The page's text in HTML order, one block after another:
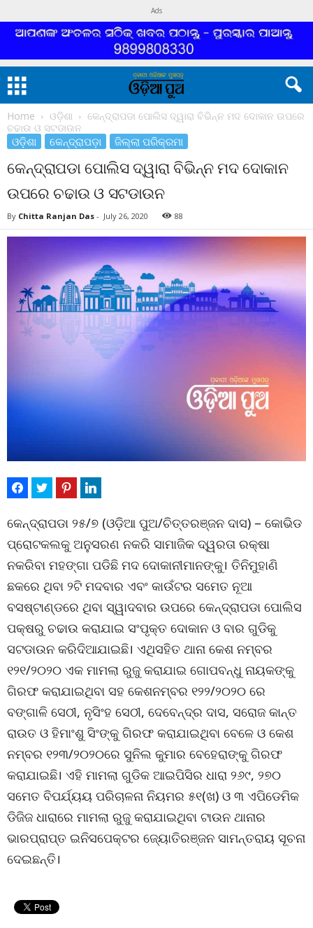
Ads
Home ଓଡ଼ିଶା
କେନ୍ଦ୍ରାପଡା ପୋଲିସ ଦ୍ୱାରା ବିଭିନ୍ନ ମଦ ଦୋକାନ ଉପରେ
ଚଢାଉ ଓ ସଟଡାଉନ
ଓଡ଼ିଶା କେନ୍ଦ୍ରାପଡ଼ା ଜିଲ୍ଲା ପରିକ୍ରମା
କେନ୍ଦ୍ରାପଡା ପୋଲିସ ଦ୍ୱାରା ବିଭିନ୍ନ ମଦ ଦୋକାନ
ଉପରେ ଚଢାଉ ଓ ସଟଡାଉନ
By Chitta Ranjan Das - July 26, 2020 88
କେନ୍ଦ୍ରାପଡା ୨୫/୭ (ଓଡ଼ିଆ ପୁଅ/ଚିତ୍ତରଞ୍ଜନ ଦାସ) – କୋଭିଡ
ପ୍ରୋଟକଲକୁ ଅନୁସରଣ ନକରି ସାମାଜିକ ଦ୍ୱରତା ରକ୍ଷା
ନକରିବା ମହଙ୍ଗା ପଡିଛି ମଦ ଦୋକାନୀମାନଙ୍କୁ। ତିନିମୁହାଣି
ଛକରେ ଥିବା ୨ଟି ମଦବାର ଏବଂ କାଉଁଟର ସମେତ ନୂଆ
ବସଷ୍ଟାଣ୍ଡରେ ଥିବା ସ୍ୱାଦବାର ଉପରେ କେନ୍ଦ୍ରାପଡା ପୋଲିସ
ପକ୍ଷରୁ ଚଢାଉ କରାଯାଇ ସଂପୃକ୍ତ ଦୋକାନ ଓ ବାର ଗୁଡିକୁ
ସଟଡାଉନ କରିଦିଆଯାଇଛି। ଏଥିସହିତ ଥାନା କେଶ ନମ୍ବର
୧୨୧/୨୦୨୦ ଏକ ମାମଲା ରୁଜୁ କରାଯାଇ ଗୋପବନ୍ଧୁ ନାୟକଙ୍କୁ
ଗିରଫ କରାଯାଇଥିବା ସହ କେଶନମ୍ବର ୧୨୨/୨୦୨୦ ରେ
ବଙ୍ଗାଳି ସେଠୀ, ନୃସିଂହ ସେଠୀ, ଦେବେନ୍ଦ୍ର ଦାସ, ସରୋଜ କାନ୍ତ
ରାଉତ ଓ ହିମାଂଶୁ ସିଂଙ୍କୁ ଗିରଫ କରାଯାଇଥିବା ବେଳେ ଓ କେଶ
ନମ୍ବର ୧୨୩/୨୦୨୦ରେ ସୁନିଲ କୁମାର ବେହେରାଙ୍କୁ ଗିରଫ
କରାଯାଇଛି। ଏହି ମାମଲା ଗୁଡିକ ଆଇପିସିର ଧାରା ୨୬୯, ୨୭୦
ସମେତ ବିପର୍ଯ୍ୟୟ ପରିଚାଳନା ନିୟମର ୫୧(ଖ) ଓ ୩ ଏପିଡେମିକ
ଡିଜିଜ ଧାରାରେ ମାମଲା ରୁଜୁ କରାଯାଇଥିବା ଟାଉନ ଥାନାର
ଭାରପ୍ରାପ୍ତ ଇନିସପେକ୍ଟର ଜ୍ୟୋତିରଞ୍ଜନ ସାମନ୍ତରାୟ ସୂଚନା
ଦେଇଛନ୍ତି।